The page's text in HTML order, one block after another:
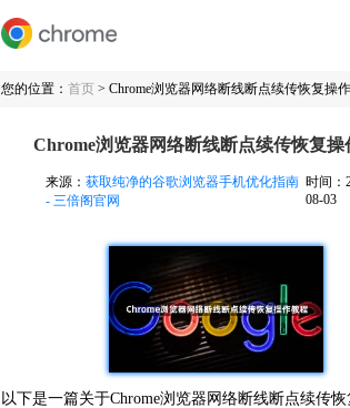
您的位置： 首页 > Chrome浏览器网络断线断点续传恢复操
Chrome浏览器网络断线断点续传恢复操
来源： 获取纯净的谷歌浏览器手机优化指南
- 三倍阁官网
时间：
08-03
以下是一篇关于Chrome浏览器网络断线断点续传